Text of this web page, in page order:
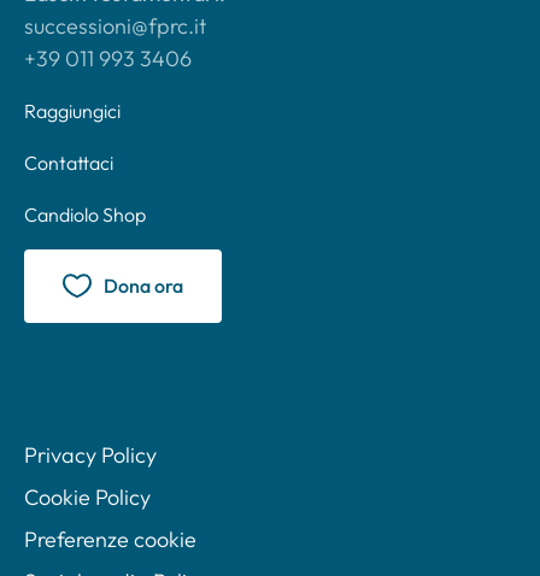
successioni@fprc.it
+39 011 993 3406
Raggiungici
Contattaci
Candiolo Shop
Dona ora
Privacy Policy
Cookie Policy
Preferenze cookie